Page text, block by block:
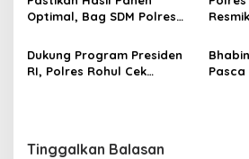
Ketahanan Pangan Seluas
6 Hektare
Optimal, Bag SDM Polres
Jagung di Lahan Pemda
Seluas 6 Hektare
Wujud
Polri
Dukung Program Presiden
RI, Polres Rohul Cek
Pasca
Tinggalkan Balasan